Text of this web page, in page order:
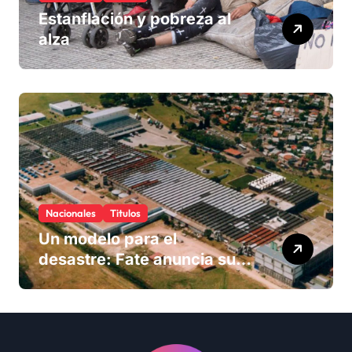
Estanflación y pobreza al
alza
Nacionales Titulos
Un modelo para el
desastre: Fate anuncia su
cierre definitivo y despide a